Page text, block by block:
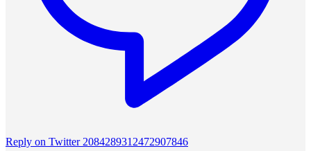
Reply on Twitter 2084289312472907846